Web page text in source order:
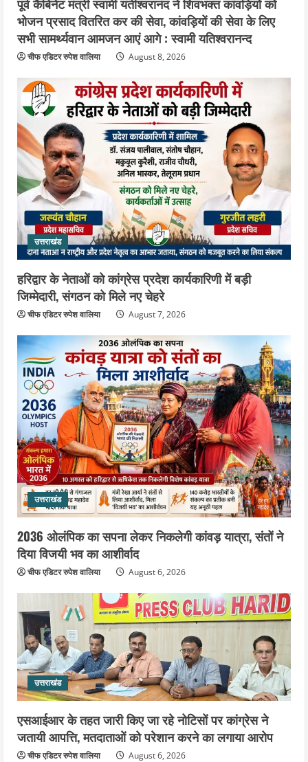
भोजन प्रसाद वितरित कर की सेवा, कांवड़ियों की सेवा के लिए
सभी सामर्थ्यवान आमजन आएं आगे : स्वामी यतिश्वरानन्द
चीफ एडिटर रुपेश वालिया August 8, 2026
उत्तराखंड
हरिद्वार के नेताओं को कांग्रेस प्रदेश कार्यकारिणी में बड़ी
जिम्मेदारी, संगठन को मिले नए चेहरे
चीफ एडिटर रुपेश वालिया August 7, 2026
उत्तराखंड
2036 ओलंपिक का सपना लेकर निकलेगी कांवड़ यात्रा, संतों ने
दिया विजयी भव का आशीर्वाद
चीफ एडिटर रुपेश वालिया August 6, 2026
उत्तराखंड
एसआईआर के तहत जारी किए जा रहे नोटिसों पर कांग्रेस ने
जतायी आपत्ति, मतदाताओं को परेशान करने का लगाया आरोप
चीफ एडिटर रुपेश वालिया August 6, 2026